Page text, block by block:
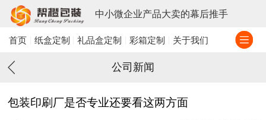
中小微企业产品大卖的幕后推手
首页 纸盒定制 礼品盒定制 彩箱定制 关于我们
公司新闻
包装印刷厂是否专业还要看这两方面